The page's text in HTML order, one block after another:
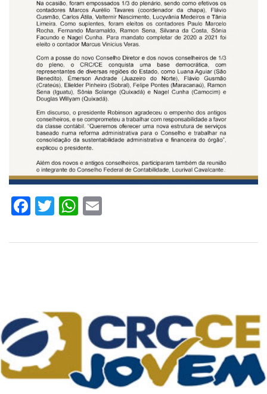
Facebook
TwitterWhatsApp